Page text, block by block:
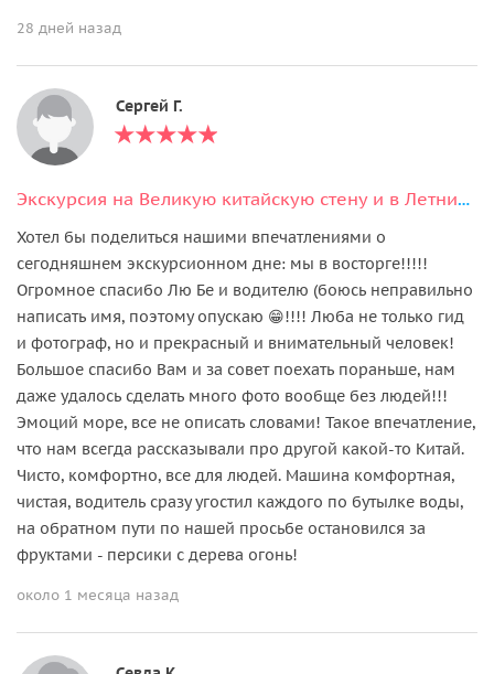
28 дней назад
Сергей Г.
Экскурсия на Великую китайскую стену и в Летний дворец
Хотел бы поделиться нашими впечатлениями о
сегодняшнем экскурсионном дне: мы в восторге!!!!!
Огромное спасибо Лю Бе и водителю (боюсь неправильно
написать имя, поэтому опускаю 😁!!!! Люба не только гид
и фотограф, но и прекрасный и внимательный человек!
Большое спасибо Вам и за совет поехать пораньше, нам
даже удалось сделать много фото вообще без людей!!!
Эмоций море, все не описать словами! Такое впечатление,
что нам всегда рассказывали про другой какой-то Китай.
Чисто, комфортно, все для людей. Машина комфортная,
чистая, водитель сразу угостил каждого по бутылке воды,
на обратном пути по нашей просьбе остановился за
фруктами - персики с дерева огонь!
около 1 месяца назад